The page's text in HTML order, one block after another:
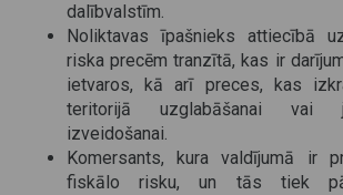
dalībvalstīm.
Noliktavas īpašnieks attiecībā
riska precēm tranzītā, kas ir
ietvaros, kā arī preces, kas
teritorijā uzglabāšanai vai
izveidošanai.
Komersants, kura valdījumā ir
fiskālo risku, un tās tiek